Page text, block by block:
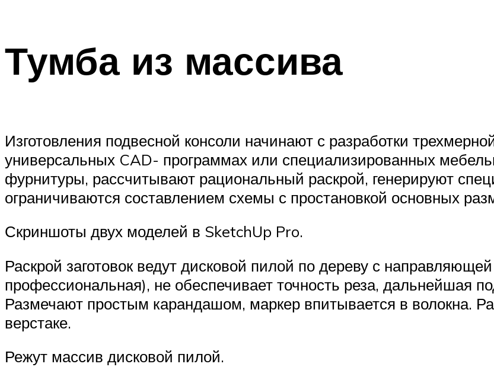
Тумба из массива
Изготовления подвесной консоли начинают с разработки
универсальных CAD- программах или специализированных
фурнитуры, рассчитывают рациональный раскрой, генерируют
ограничиваются составлением схемы с простановкой основных
Скриншоты двух моделей в SketchUp Pro.
Раскрой заготовок ведут дисковой пилой по дереву с
профессиональная), не обеспечивает точность реза, дальнейшая
Размечают простым карандашом, маркер впитывается в волокна.
верстаке.
Режут массив дисковой пилой.